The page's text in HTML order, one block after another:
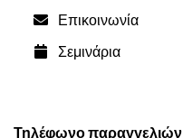
Επικοινωνία
Σεμινάρια
Τηλέφωνο παραγγελιών